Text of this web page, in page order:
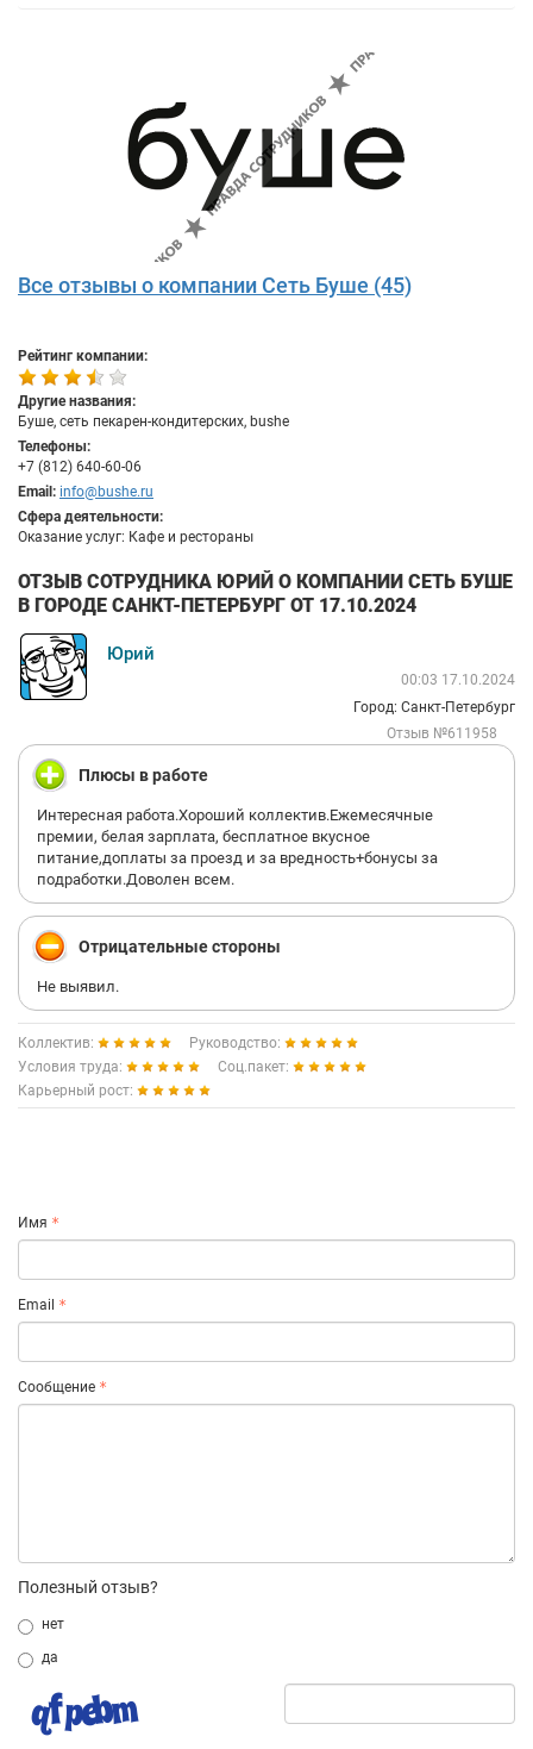
Все отзывы о компании Сеть Буше (45)
Рейтинг компании:
Другие названия:
Буше, сеть пекарен-кондитерских, bushe
Телефоны:
+7 (812) 640-60-06
Email: info@bushe.ru
Сфера деятельности:
Оказание услуг: Кафе и рестораны
ОТЗЫВ СОТРУДНИКА ЮРИЙ О КОМПАНИИ СЕТЬ БУШЕ
В ГОРОДЕ САНКТ-ПЕТЕРБУРГ ОТ 17.10.2024
Юрий
00:03 17.10.2024
Город: Санкт-Петербург
Отзыв №611958
Плюсы в работе
Интересная работа.Хороший коллектив.Ежемесячные
премии, белая зарплата, бесплатное вкусное
питание,доплаты за проезд и за вредность+бонусы за
подработки.Доволен всем.
Отрицательные стороны
Не выявил.
Коллектив:
Руководство:
Условия труда:
Соц.пакет:
Карьерный рост:
Имя
Email
Сообщение
Полезный отзыв?
нет
да